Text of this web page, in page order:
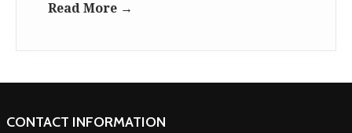
Read More →
CONTACT INFORMATION